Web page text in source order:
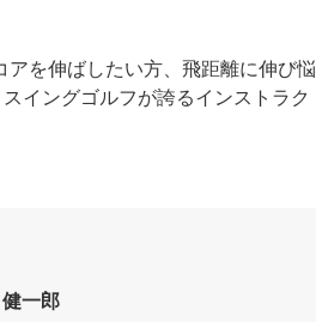
を伸ばしたい方、飛距離に伸び悩
イングゴルフが誇るインストラク
一郎